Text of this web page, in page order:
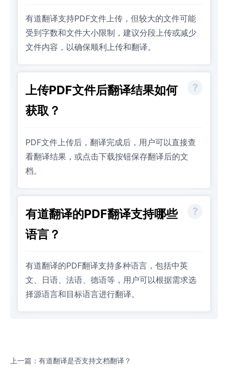
有道翻译支持PDF文件上传，但较大的文件可能
受到字数和文件大小限制，建议分段上传或减少
文件内容，以确保顺利上传和翻译。
上传PDF文件后翻译结果如何
获取？
PDF文件上传后，翻译完成后，用户可以直接查
看翻译结果，或点击下载按钮保存翻译后的文
档。
有道翻译的PDF翻译支持哪些
语言？
有道翻译的PDF翻译支持多种语言，包括中英
文、日语、法语、德语等，用户可以根据需求选
择源语言和目标语言进行翻译。
上一篇：有道翻译是否支持文档翻译？